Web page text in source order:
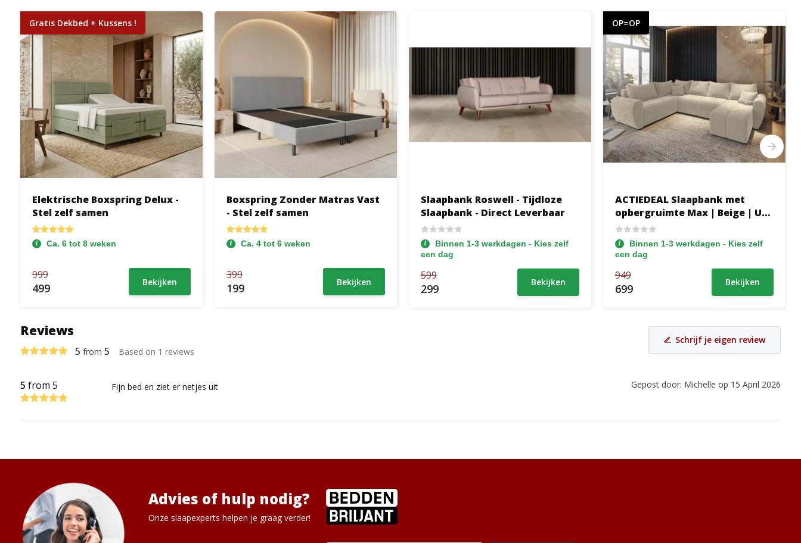
Gratis Dekbed + Kussens !
Elektrische Boxspring Delux -
Stel zelf samen
Ca. 6 tot 8 weken
999
499 Bekijken
Boxspring Zonder Matras Vast
- Stel zelf samen
Ca. 4 tot 6 weken
399
199 Bekijken
Slaapbank Roswell - Tijdloze
Slaapbank - Direct Leverbaar
Binnen 1-3 werkdagen - Kies zelf
een dag
599
299 Bekijken
OP=OP
ACTIEDEAL Slaapbank met
opbergruimte Max | Beige | U-
bank XL Links
Binnen 1-3 werkdagen - Kies zelf
een dag
949
699 Bekijken
Reviews
5 from 5 Based on 1 reviews
Schrijf je eigen review
5 from 5 Fijn bed en ziet er netjes uit Gepost door: Michelle op 15 April 2026
Advies of hulp nodig?
Onze slaapexperts helpen je graag verder!